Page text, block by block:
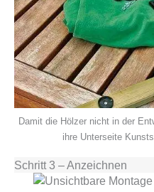
Damit die Hölzer nicht in der
ihre Unterseite
Schritt 3 – Anzeichnen